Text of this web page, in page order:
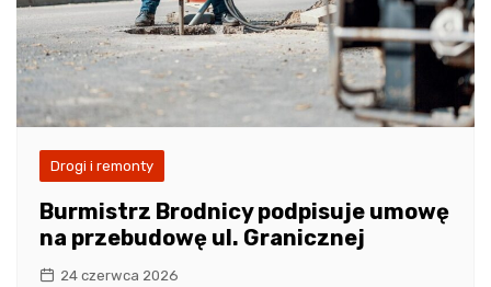
Drogi i remonty
Burmistrz Brodnicy podpisuje umowę
na przebudowę ul. Granicznej
24 czerwca 2026